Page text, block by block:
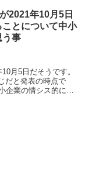
2021年10月5日
とについて中小
う事
月5日だそうです。
だと発表の時点で
企業の情シス的に